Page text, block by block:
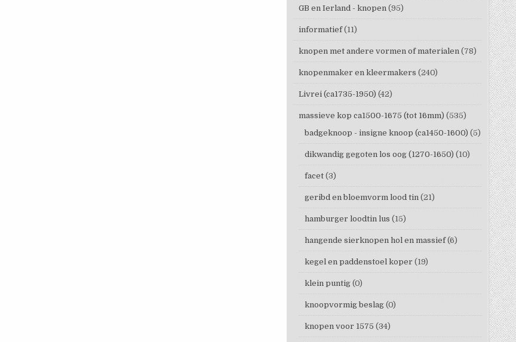
GB en Ierland - knopen (95)
informatief (11)
knopen met andere vormen of materialen (78)
knopenmaker en kleermakers (240)
Livrei (ca1735-1950) (42)
massieve kop ca1500-1675 (tot 16mm) (535)
badgeknoop - insigne knoop (ca1450-1600) (5)
dikwandig gegoten los oog (1270-1650) (10)
facet (3)
geribd en bloemvorm lood tin (21)
hamburger loodtin lus (15)
hangende sierknopen hol en massief (6)
kegel en paddenstoel koper (19)
klein puntig (0)
knoopvormig beslag (0)
knopen voor 1575 (34)